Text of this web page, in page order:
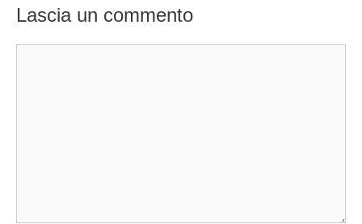
Lascia un commento